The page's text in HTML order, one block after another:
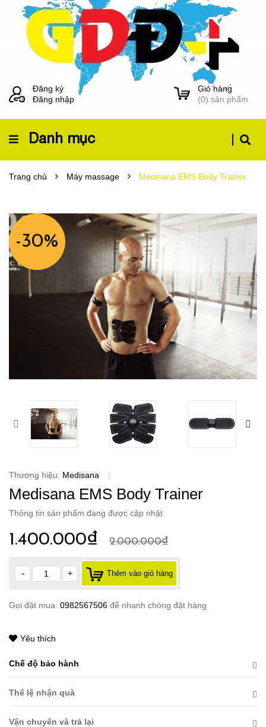
Đăng ký
Đăng nhập
Giỏ hàng
(0) sản phẩm
Danh mục
Trang chủ Máy massage Medisana EMS Body Trainer
-30%
Thương hiệu: Medisana |
Medisana EMS Body Trainer
Thông tin sản phẩm đang được cập nhật
1.400.000₫ 2.000.000₫
- + Thêm vào giỏ hàng
Gọi đặt mua: 0982567506 để nhanh chóng đặt hàng
Yêu thích
Chế độ bảo hành
Thể lệ nhận quà
Vận chuyển và trả lại